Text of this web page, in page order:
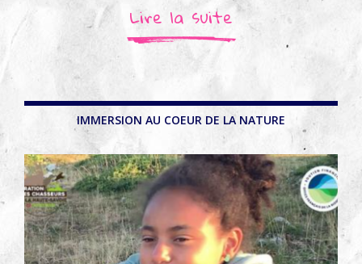
Lire la suite
IMMERSION AU COEUR DE LA NATURE